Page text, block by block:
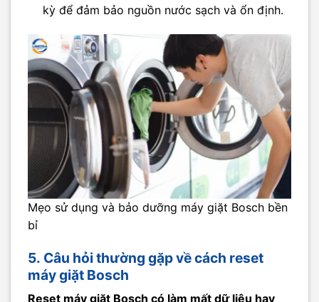
kỳ để đảm bảo nguồn nước sạch và ổn định.
Mẹo sử dụng và bảo dưỡng máy giặt Bosch bền
bỉ
5. Câu hỏi thường gặp về cách reset
máy giặt Bosch
Reset máy giặt Bosch có làm mất dữ liệu hay